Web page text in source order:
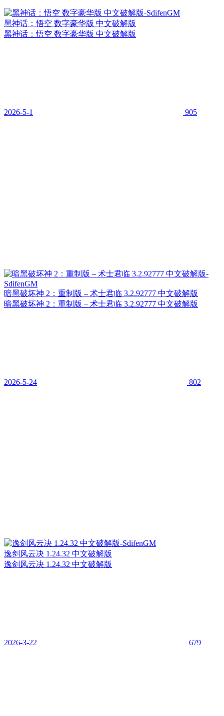
黑神话：悟空 数字豪华版 中文破解版
黑神话：悟空 数字豪华版 中文破解版
2026-5-1 905
暗黑破坏神 2：重制版 – 术士君临 3.2.92777 中文破解版
暗黑破坏神 2：重制版 – 术士君临 3.2.92777 中文破解版
2026-5-24 802
逸剑风云决 1.24.32 中文破解版
逸剑风云决 1.24.32 中文破解版
2026-3-22 679